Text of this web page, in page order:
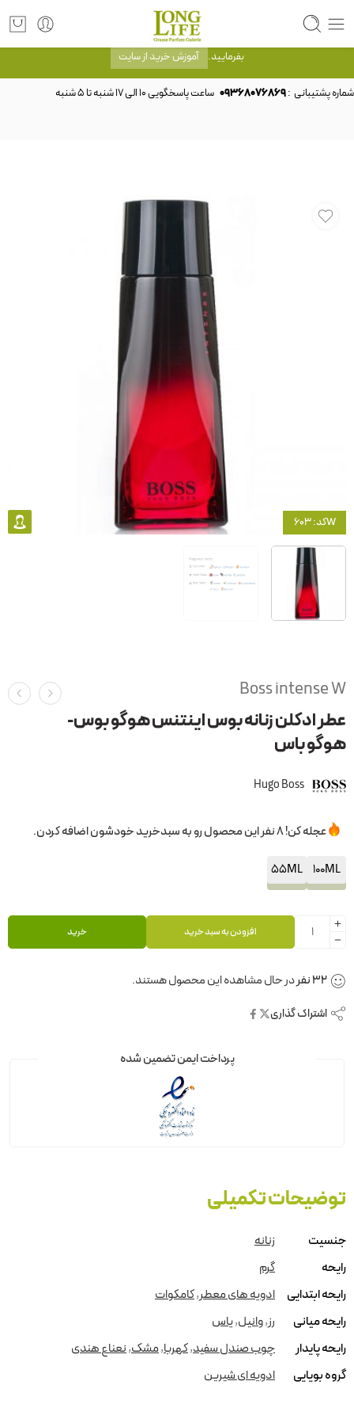
توجه! برند لانگ لایف رایحه های معروف را با شیشه و بسته بندی خود شرکت لانگ لایف
عرضه می کند.که با انتخاب حجم هر ادکلنی می توانید شیشه و بسته بندی را ملاحظه
بفرمایید. آموزش خرید از سایت
شماره پشتیبانی :09368076869
کد: 603W
Boss intense W
عطر ادکلن زنانه بوس اینتنس هوگو بوس-
هوگو باس
Hugo Boss
عجله کن! 8 نفر این محصول رو به سبدخرید خودشون اضافه کردن.
100ML
55ML
افزودن به سبد خرید خرید
32نفردر حال مشاهده این محصول هستند.
اشتراک گذاری
پرداخت ایمن تضمین شده
توضیحات تکمیلی
جنسیت
زنانه
رایحه
گرم
رایحه ابتدایی
ادویه های معطر,کامکوات
رایحه میانی
رز,وانیل,یاس
رایحه پایدار
چوب صندل سفید,کهربا,مشک,نعناع هندی
گروه بویایی
ادویه ای شیرین